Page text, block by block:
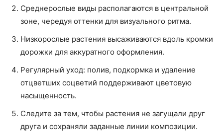
Среднерослые виды располагаются в центральной
зоне, чередуя оттенки для визуального ритма.
Низкорослые растения высаживаются вдоль кромки
дорожки для аккуратного оформления.
Регулярный уход: полив, подкормка и удаление
отцветших соцветий поддерживают цветовую
насыщенность.
Следите за тем, чтобы растения не загущали друг
друга и сохраняли заданные линии композиции.